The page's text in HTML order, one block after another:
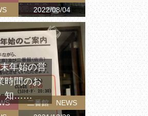
2022/08/04
二番館 NEWS
年始の営
時間のお
知……